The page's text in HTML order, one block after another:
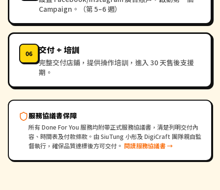
Campaign。（第 5–6 週）
06 交付 + 培訓
完整交付店鋪，提供操作培訓，進入 30 天售後支援
期。
服務協議書保障
所有 Done For You 服務均附帶正式服務協議書，清楚列明交付內
容、時間表及付款條款。由 SiuTung 小彤及 DigiCraft 團隊親自監
督執行，確保品質達標後方可交付。 閱讀服務協議書 →